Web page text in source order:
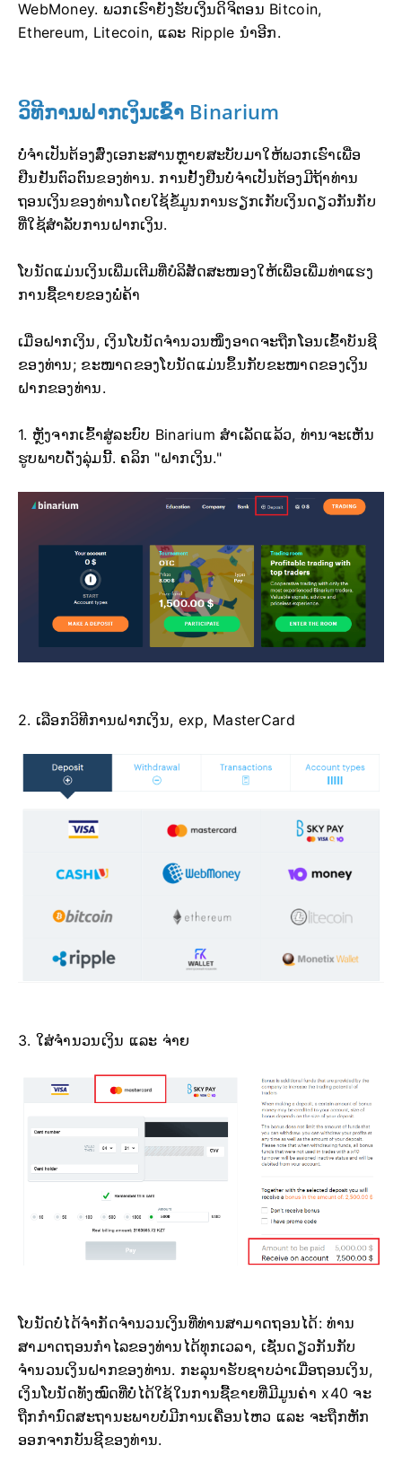
WebMoney. ພວກເຮົາຍັງຮັບເງິນດິຈິຕອນ Bitcoin,
Ethereum, Litecoin, ແລະ Ripple ນຳອີກ.
ວິທີການຝາກເງິນເຂົ້າ Binarium
ບໍ່ຈຳເປັນຕ້ອງສົ່ງເອກະສານຫຼາຍສະບັບມາໃຫ້ພວກເຮົາເພື່ອ
ຢືນຢັນຕົວຕົນຂອງທ່ານ. ການຢັ້ງຢືນບໍ່ຈຳເປັນຕ້ອງມີຖ້າທ່ານ
ຖອນເງິນຂອງທ່ານໂດຍໃຊ້ຂໍ້ມູນການຮຽກເກັບເງິນດຽວກັນກັບ
ທີ່ໃຊ້ສຳລັບການຝາກເງິນ.
ໂບນັດແມ່ນເງິນເພີ່ມເຕີມທີ່ບໍລິສັດສະໜອງໃຫ້ເພື່ອເພີ່ມທ່າແຮງ
ການຊື້ຂາຍຂອງພໍ່ຄ້າ
ເມື່ອຝາກເງິນ, ເງິນໂບນັດຈຳນວນໜຶ່ງອາດຈະຖືກໂອນເຂົ້າບັນຊີ
ຂອງທ່ານ; ຂະໜາດຂອງໂບນັດແມ່ນຂຶ້ນກັບຂະໜາດຂອງເງິນ
ຝາກຂອງທ່ານ.
1. ຫຼັງຈາກເຂົ້າສູ່ລະບົບ Binarium ສຳເລັດແລ້ວ, ທ່ານຈະເຫັນ
ຮູບພາບດັ່ງລຸ່ມນີ້. ຄລິກ "ຝາກເງິນ."
2. ເລືອກວິທີການຝາກເງິນ, exp, MasterCard
3. ໃສ່ຈຳນວນເງິນ ແລະ ຈ່າຍ
ໂບນັດບໍ່ໄດ້ຈຳກັດຈຳນວນເງິນທີ່ທ່ານສາມາດຖອນໄດ້: ທ່ານ
ສາມາດຖອນກຳໄລຂອງທ່ານໄດ້ທຸກເວລາ, ເຊັ່ນດຽວກັນກັບ
ຈຳນວນເງິນຝາກຂອງທ່ານ. ກະລຸນາຮັບຊາບວ່າເມື່ອຖອນເງິນ,
ເງິນໂບນັດທັງໝົດທີ່ບໍ່ໄດ້ໃຊ້ໃນການຊື້ຂາຍທີ່ມີມູນຄ່າ x40 ຈະ
ຖືກກຳນົດສະຖານະພາບບໍ່ມີການເຄື່ອນໄຫວ ແລະ ຈະຖືກຫັກ
ອອກຈາກບັນຊີຂອງທ່ານ.